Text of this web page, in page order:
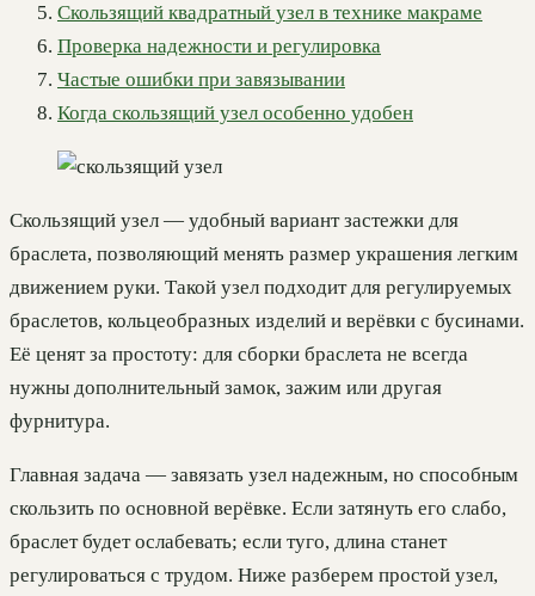
Скользящий квадратный узел в технике макраме
Проверка надежности и регулировка
Частые ошибки при завязывании
Когда скользящий узел особенно удобен
Скользящий узел — удобный вариант застежки для
браслета, позволяющий менять размер украшения легким
движением руки. Такой узел подходит для регулируемых
браслетов, кольцеобразных изделий и верёвки с бусинами.
Её ценят за простоту: для сборки браслета не всегда
нужны дополнительный замок, зажим или другая
фурнитура.
Главная задача — завязать узел надежным, но способным
скользить по основной верёвке. Если затянуть его слабо,
браслет будет ослабевать; если туго, длина станет
регулироваться с трудом. Ниже разберем простой узел,